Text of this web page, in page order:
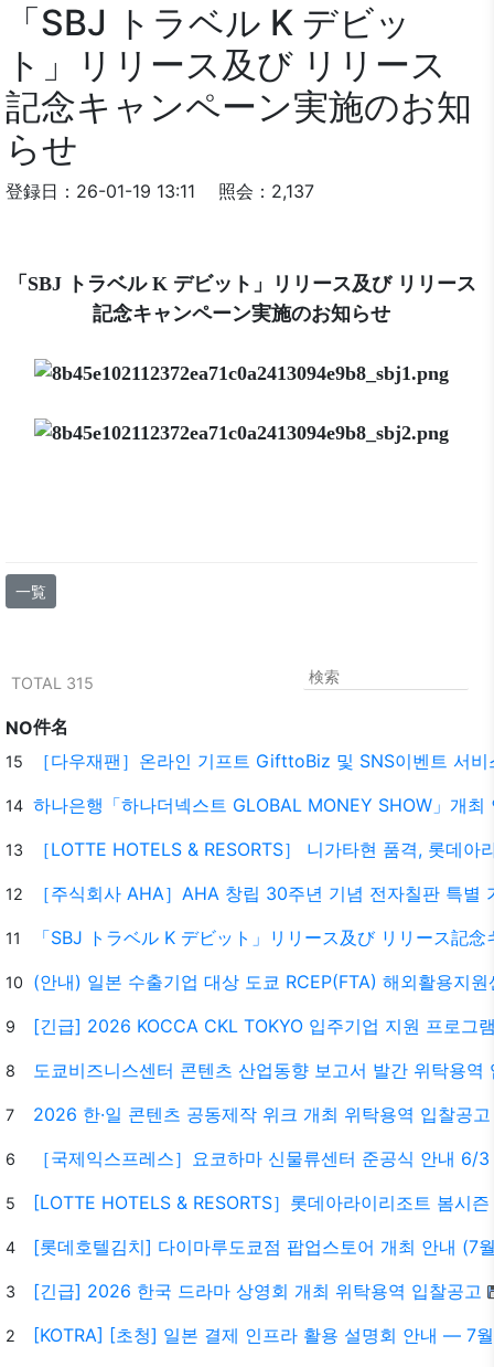
「SBJ トラベル K デビッ
ト」リリース及び リリース
記念キャンペーン実施のお知
らせ
登録日：26-01-19 13:11 照会：2,137
「SBJ トラベル K デビット」リリース及び リリース
記念キャンペーン実施のお知らせ
一覧
TOTAL 315
NO件名
15 ［다우재팬］온라인 기프트 GifttoBiz 및 SNS이벤트 서
14 하나은행「하나더넥스트 GLOBAL MONEY SHOW」개
13 ［LOTTE HOTELS & RESORTS］ 니가타현 품격, 롯데
12 ［주식회사 AHA］AHA 창립 30주년 기념 전자칠판 특별
11 「SBJ トラベル K デビット」リリース及び リリース記
10 (안내) 일본 수출기업 대상 도쿄 RCEP(FTA) 해외활용지
9 [긴급] 2026 KOCCA CKL TOKYO 입주기업 지원 프로그
8 도쿄비즈니스센터 콘텐츠 산업동향 보고서 발간 위탁용역
7 2026 한·일 콘텐츠 공동제작 위크 개최 위탁용역 입찰공고
6 ［국제익스프레스］요코하마 신물류센터 준공식 안내 6/3
5 [LOTTE HOTELS & RESORTS］롯데아라이리조트 봄시
4 [롯데호텔김치] 다이마루도쿄점 팝업스토어 개최 안내 (7
3 [긴급] 2026 한국 드라마 상영회 개최 위탁용역 입찰공고
2 [KOTRA] [초청] 일본 결제 인프라 활용 설명회 안내 — 7